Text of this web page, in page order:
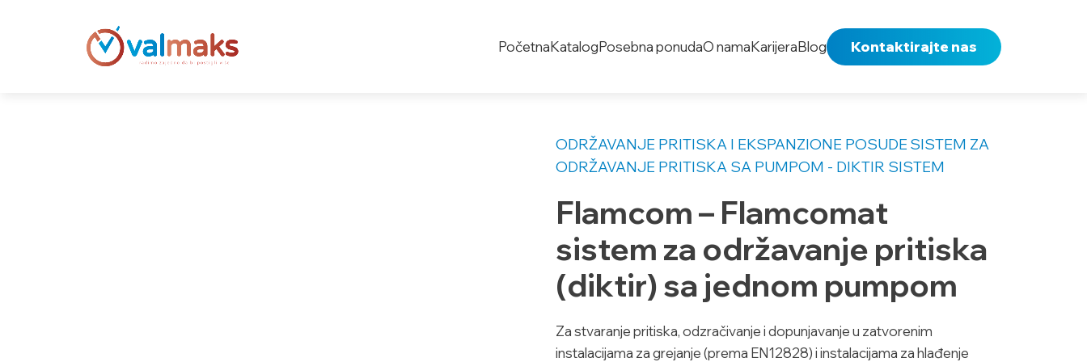
PočetnaKatalogPosebna ponudaO namaKarijeraBlog Kontaktirajte nas
Flamcom – Flamcomat
sistem za održavanje pritiska
(diktir) sa jednom pumpom
Za stvaranje pritiska, odzračivanje i dopunjavanje u zatvorenim
instalacijama za grejanje (prema EN12828) i instalacijama za hlađenje
ODRŽAVANJE PRITISKA I EKSPANZIONE POSUDE SISTEM ZA
ODRŽAVANJE PRITISKA SA PUMPOM - DIKTIR SISTEM